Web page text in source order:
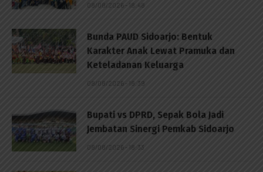
08/08/2026 - 18:48
Bunda PAUD Sidoarjo: Bentuk
Karakter Anak Lewat Pramuka dan
Keteladanan Keluarga
08/08/2026 - 18:39
Bupati vs DPRD, Sepak Bola Jadi
Jembatan Sinergi Pemkab Sidoarjo
08/08/2026 - 18:33